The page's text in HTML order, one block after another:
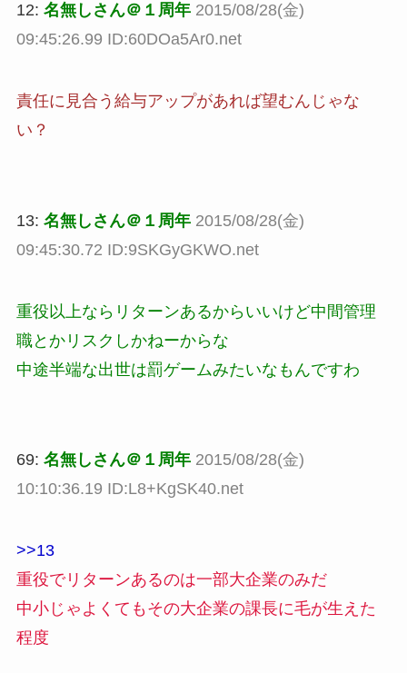
12: 名無しさん＠１周年 2015/08/28(金)
09:45:26.99 ID:60DOa5Ar0.net
責任に見合う給与アップがあれば望むんじゃな
い？
13: 名無しさん＠１周年 2015/08/28(金)
09:45:30.72 ID:9SKGyGKWO.net
重役以上ならリターンあるからいいけど中間管理
職とかリスクしかねーからな
中途半端な出世は罰ゲームみたいなもんですわ
69: 名無しさん＠１周年 2015/08/28(金)
10:10:36.19 ID:L8+KgSK40.net
>>13
重役でリターンあるのは一部大企業のみだ
中小じゃよくてもその大企業の課長に毛が生えた
程度